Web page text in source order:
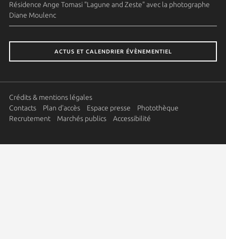
Résidence Ange Tomasi "Lagune and Zeste" avec la photographe
Diane Moulenc
ACTUS ET CALENDRIER ÉVÈNEMENTIEL
Crédits & mentions légales
Contacts
Plan d'accès Espace presse
Photothèque
Recrutement
Marchés publics Accessibilité